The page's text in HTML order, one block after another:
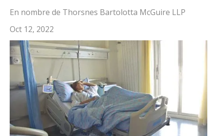
En nombre de Thorsnes Bartolotta McGuire LLP
Oct 12, 2022